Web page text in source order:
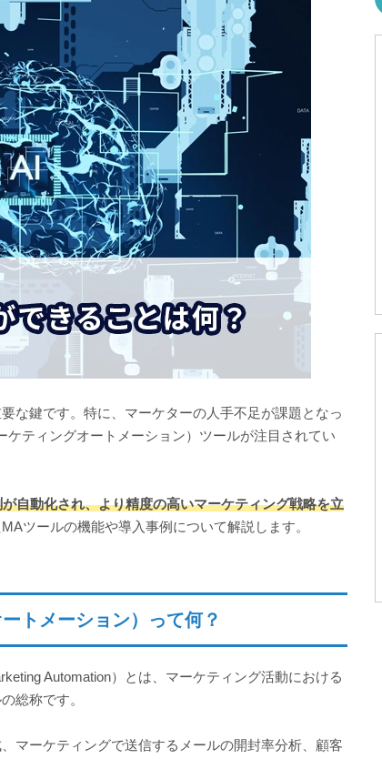
な鍵です。特に、マーケターの人手不足が課題となっ
ティングオートメーション）ツールが注目されてい
自動化され、より精度の高いマーケティング戦略を立
ツールの機能や導入事例について解説します。
トメーション）って何？
Automation）とは、マーケティング活動における
総称です。
マーケティングで送信するメールの開封率分析、顧客